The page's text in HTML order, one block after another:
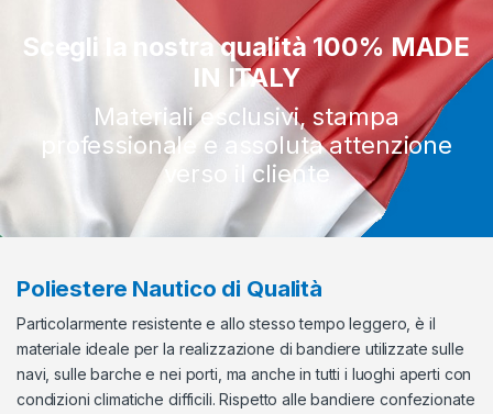
Scegli la nostra qualità 100% MADE
IN ITALY
Materiali esclusivi, stampa
professionale e assoluta attenzione
verso il cliente
Poliestere Nautico di Qualità
Particolarmente resistente e allo stesso tempo leggero, è il
materiale ideale per la realizzazione di bandiere utilizzate sulle
navi, sulle barche e nei porti, ma anche in tutti i luoghi aperti con
condizioni climatiche difficili. Rispetto alle bandiere confezionate